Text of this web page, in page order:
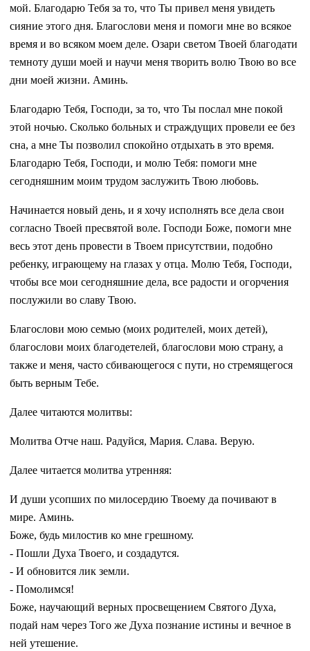
мой. Благодарю Тебя за то, что Ты привел меня увидеть
сияние этого дня. Благослови меня и помоги мне во всякое
время и во всяком моем деле. Озари светом Твоей благодати
темноту души моей и научи меня творить волю Твою во все
дни моей жизни. Аминь.
Благодарю Тебя, Господи, за то, что Ты послал мне покой
этой ночью. Сколько больных и страждущих провели ее без
сна, а мне Ты позволил спокойно отдыхать в это время.
Благодарю Тебя, Господи, и молю Тебя: помоги мне
сегодняшним моим трудом заслужить Твою любовь.
Начинается новый день, и я хочу исполнять все дела свои
согласно Твоей пресвятой воле. Господи Боже, помоги мне
весь этот день провести в Твоем присутствии, подобно
ребенку, играющему на глазах у отца. Молю Тебя, Господи,
чтобы все мои сегодняшние дела, все радости и огорчения
послужили во славу Твою.
Благослови мою семью (моих родителей, моих детей),
благослови моих благодетелей, благослови мою страну, а
также и меня, часто сбивающегося с пути, но стремящегося
быть верным Тебе.
Далее читаются молитвы:
Молитва Отче наш. Радуйся, Мария. Слава. Верую.
Далее читается молитва утренняя:
И души усопших по милосердию Твоему да почивают в
мире. Аминь.
Боже, будь милостив ко мне грешному.
­- Пошли Духа Твоего, и создадутся.
­- И обновится лик земли.
­- Помолимся!
Боже, научающий верных просвещением Святого Духа,
подай нам через Того же Духа познание истины и вечное в
ней утешение.